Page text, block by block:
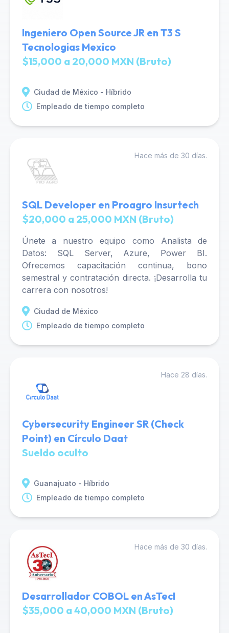
Ingeniero Open Source JR en T3 S
Tecnologias Mexico
$15,000 a 20,000 MXN (Bruto)
Ciudad de México - Híbrido
Empleado de tiempo completo
Hace más de 30 días.
SQL Developer en Proagro Insurtech
$20,000 a 25,000 MXN (Bruto)
Únete a nuestro equipo como Analista de
Datos: SQL Server, Azure, Power BI.
Ofrecemos capacitación continua, bono
semestral y contratación directa. ¡Desarrolla tu
carrera con nosotros!
Ciudad de México
Empleado de tiempo completo
Hace 28 días.
Cybersecurity Engineer SR (Check
Point) en Círculo Daat
Sueldo oculto
Guanajuato - Híbrido
Empleado de tiempo completo
Hace más de 30 días.
Desarrollador COBOL en AsTecI
$35,000 a 40,000 MXN (Bruto)